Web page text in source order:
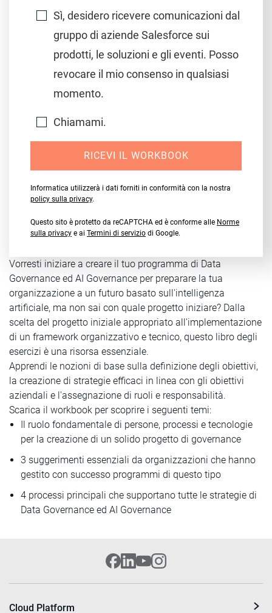
Vorresti iniziare a creare il tuo programma di Data
Governance ed AI Governance per preparare la tua
organizzazione a un futuro basato sull'intelligenza
artificiale, ma non sai con quale progetto iniziare? Dalla
scelta del progetto iniziale appropriato all'implementazione
di un framework organizzativo e tecnico, questo libro degli
esercizi è una risorsa essenziale.
Apprendi le nozioni di base sulla definizione degli obiettivi,
la creazione di strategie efficaci in linea con gli obiettivi
aziendali e l'assegnazione di ruoli e responsabilità.
Scarica il workbook per scoprire i seguenti temi:
Il ruolo fondamentale di persone, processi e tecnologie
per la creazione di un solido progetto di governance
3 suggerimenti essenziali da organizzazioni che hanno
gestito con successo programmi di questo tipo
4 processi principali che supportano tutte le strategie di
Data Governance ed AI Governance
Sì, desidero ricevere comunicazioni dal
gruppo di aziende Salesforce sui
prodotti, le soluzioni e gli eventi. Posso
revocare il mio consenso in qualsiasi
momento.
Chiamami.
RICEVI IL WORKBOOK
Informatica utilizzerà i dati forniti in conformità con la nostra
policy sulla privacy.
Questo sito è protetto da reCAPTCHA ed è conforme alle Norme
sulla privacy e ai Termini di servizio di Google.
Cloud Platform